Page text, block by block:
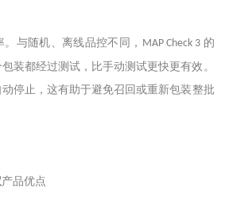
随机、离线品控不同， MAP Check 3 的
都经过测试，比手动测试更快更有效。
停止，这有助于避免召回或重新包装整批
产品优点